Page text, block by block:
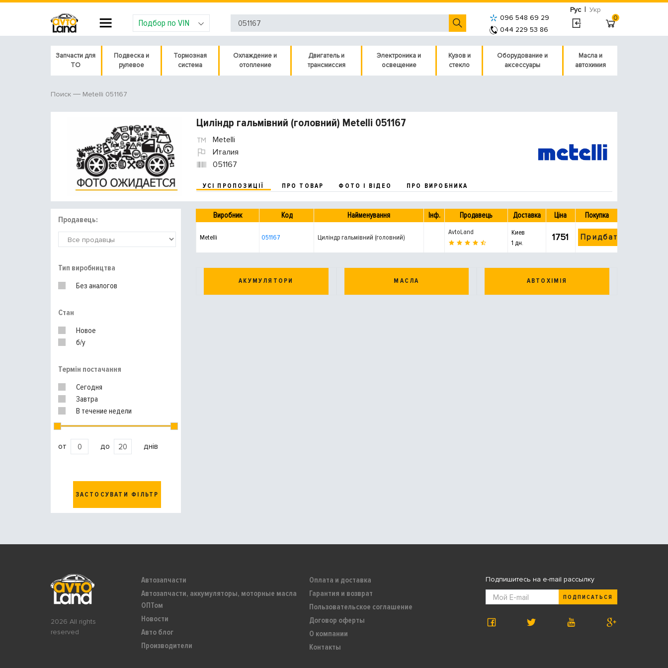
Рус | Укр
Подбор по VIN
096 548 69 29
044 229 53 86
0
Запчасти для
ТО
Подвеска и
рулевое
Тормозная
система
Охлаждение и
отопление
Двигатель и
трансмиссия
Электроника и
освещение
Кузов и
стекло
Оборудование и
аксессуары
Масла и
автохимия
Поиск Metelli 051167
Циліндр гальмівний (головний) Metelli 051167
Metelli
Италия
051167
УСІ ПРОПОЗИЦІЇ ПРО ТОВАР ФОТО І ВІДЕО ПРО ВИРОБНИКА
Продавець:
Тип виробництва
Без аналогов
Стан
Новое
б/у
Термін постачання
Сегодня
Завтра
В течение недели
от до днів
ЗАСТОСУВАТИ ФІЛЬТР
Виробник Код Найменування Інф. Продавець Доставка Ціна Покупка
Metelli 051167 Циліндр гальмівний (головний)
AvtoLand
Киев
1 дн.
1751 Придбати
АКУМУЛЯТОРИ МАСЛА АВТОХІМІЯ
2026 All rights
reserved
Автозапчасти
Автозапчасти, аккумуляторы, моторные масла
ОПТом
Новости
Авто блог
Производители
Оплата и доставка
Гарантия и возврат
Пользовательское соглашение
Договор оферты
О компании
Контакты
Подпишитесь на e-mail рассылку
ПОДПИСАТЬСЯ